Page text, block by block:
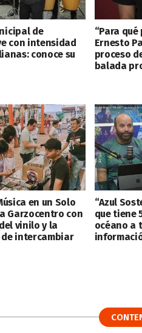
de
con intensidad
conoce su
“Para
Ernesto
proceso
balada
en un Solo
Garzocentro con
vinilo y la
intercambiar
“Azul
que tiene
océano a